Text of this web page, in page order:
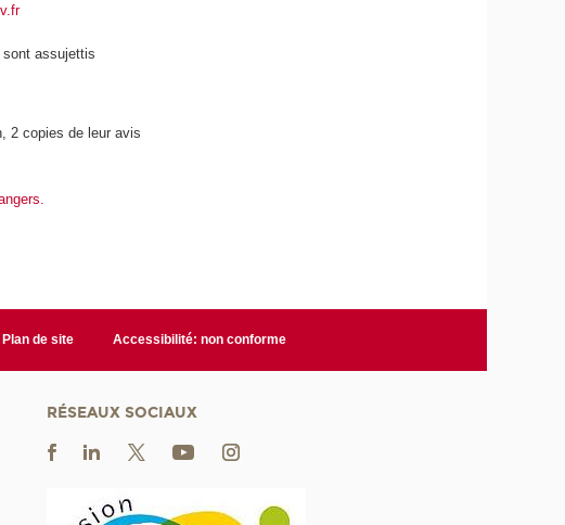
assujettis
2 copies de leur avis
Plan de site Accessibilité: non conforme
RÉSEAUX SOCIAUX